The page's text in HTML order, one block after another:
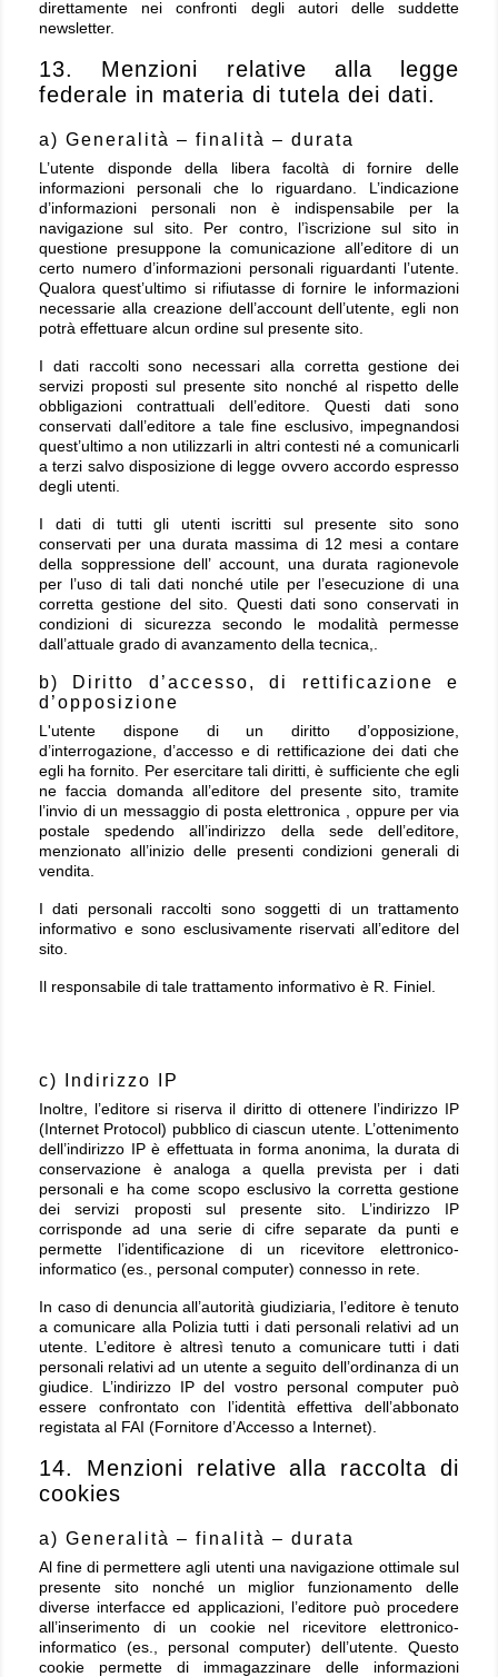
direttamente nei confronti degli autori delle suddette
newsletter.
13. Menzioni relative alla legge
federale in materia di tutela dei dati.
a) Generalità – finalità – durata
L’utente disponde della libera facoltà di fornire delle
informazioni personali che lo riguardano. L’indicazione
d’informazioni personali non è indispensabile per la
navigazione sul sito. Per contro, l’ìscrizione sul sito in
questione presuppone la comunicazione all’editore di un
certo numero d’informazioni personali riguardanti l’utente.
Qualora quest’ultimo si rifiutasse di fornire le informazioni
necessarie alla creazione dell’account dell’utente, egli non
potrà effettuare alcun ordine sul presente sito.
I dati raccolti sono necessari alla corretta gestione dei
servizi proposti sul presente sito nonché al rispetto delle
obbligazioni contrattuali dell’editore. Questi dati sono
conservati dall’editore a tale fine esclusivo, impegnandosi
quest’ultimo a non utilizzarli in altri contesti né a comunicarli
a terzi salvo disposizione di legge ovvero accordo espresso
degli utenti.
I dati di tutti gli utenti iscritti sul presente sito sono
conservati per una durata massima di 12 mesi a contare
della soppressione dell’ account, una durata ragionevole
per l’uso di tali dati nonché utile per l’esecuzione di una
corretta gestione del sito. Questi dati sono conservati in
condizioni di sicurezza secondo le modalità permesse
dall’attuale grado di avanzamento della tecnica,.
b) Diritto d’accesso, di rettificazione e
d’opposizione
L'utente dispone di un diritto d’opposizione,
d’interrogazione, d’accesso e di rettificazione dei dati che
egli ha fornito. Per esercitare tali diritti, è sufficiente che egli
ne faccia domanda all’editore del presente sito, tramite
l’invio di un messaggio di posta elettronica , oppure per via
postale spedendo all’indirizzo della sede dell’editore,
menzionato all’inizio delle presenti condizioni generali di
vendita.
I dati personali raccolti sono soggetti di un trattamento
informativo e sono esclusivamente riservati all’editore del
sito.
Il responsabile di tale trattamento informativo è R. Finiel.
c) Indirizzo IP
Inoltre, l’editore si riserva il diritto di ottenere l’indirizzo IP
(Internet Protocol) pubblico di ciascun utente. L’ottenimento
dell’indirizzo IP è effettuata in forma anonima, la durata di
conservazione è analoga a quella prevista per i dati
personali e ha come scopo esclusivo la corretta gestione
dei servizi proposti sul presente sito. L’indirizzo IP
corrisponde ad una serie di cifre separate da punti e
permette l’identificazione di un ricevitore elettronico-
informatico (es., personal computer) connesso in rete.
In caso di denuncia all’autorità giudiziaria, l’editore è tenuto
a comunicare alla Polizia tutti i dati personali relativi ad un
utente. L’editore è altresì tenuto a comunicare tutti i dati
personali relativi ad un utente a seguito dell’ordinanza di un
giudice. L’indirizzo IP del vostro personal computer può
essere confrontato con l’identità effettiva dell’abbonato
registata al FAI (Fornitore d’Accesso a Internet).
14. Menzioni relative alla raccolta di
cookies
a) Generalità – finalità – durata
Al fine di permettere agli utenti una navigazione ottimale sul
presente sito nonché un miglior funzionamento delle
diverse interfacce ed applicazioni, l’editore può procedere
all’inserimento di un cookie nel ricevitore elettronico-
informatico (es., personal computer) dell’utente. Questo
cookie permette di immagazzinare delle informazioni